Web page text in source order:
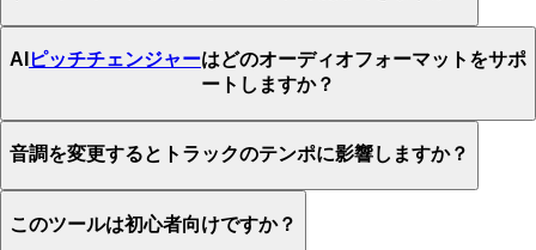
AI ピッチチェンジャーはどのオーディオフォーマットをサポ
ートしますか？
音調を変更するとトラックのテンポに影響しますか？
このツールは初心者向けですか？